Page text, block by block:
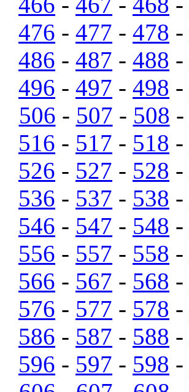
476 - 477 - 478 -
486 - 487 - 488 -
496 - 497 - 498 -
506 - 507 - 508 -
516 - 517 - 518 -
526 - 527 - 528 -
536 - 537 - 538 -
546 - 547 - 548 -
556 - 557 - 558 -
566 - 567 - 568 -
576 - 577 - 578 -
586 - 587 - 588 -
596 - 597 - 598 -